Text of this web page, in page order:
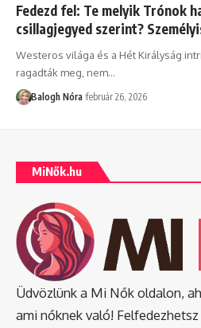
Fedezd fel: Te melyik Trónok
csillagjegyed szerint?
Westeros világa és a Hét Királyság
ragadták meg, nem…
Balogh Nóra február 26, 2026
MiNők.hu
Üdvözlünk a Mi Nők oldalon,
ami nőknek való!